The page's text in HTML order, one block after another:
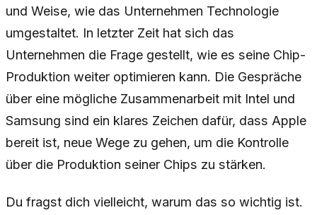
und Weise, wie das Unternehmen Technologie
umgestaltet. In letzter Zeit hat sich das
Unternehmen die Frage gestellt, wie es seine Chip-
Produktion weiter optimieren kann. Die Gespräche
über eine mögliche Zusammenarbeit mit Intel und
Samsung sind ein klares Zeichen dafür, dass Apple
bereit ist, neue Wege zu gehen, um die Kontrolle
über die Produktion seiner Chips zu stärken.
Du fragst dich vielleicht, warum das so wichtig ist.